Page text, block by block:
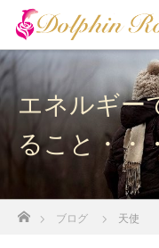
エネルギー
ること・・
ブログ 天使